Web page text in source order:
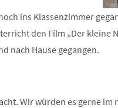
ins Klassenzimmer
den Film „Der kleine
nach Hause gegangen.
Wir würden es gerne